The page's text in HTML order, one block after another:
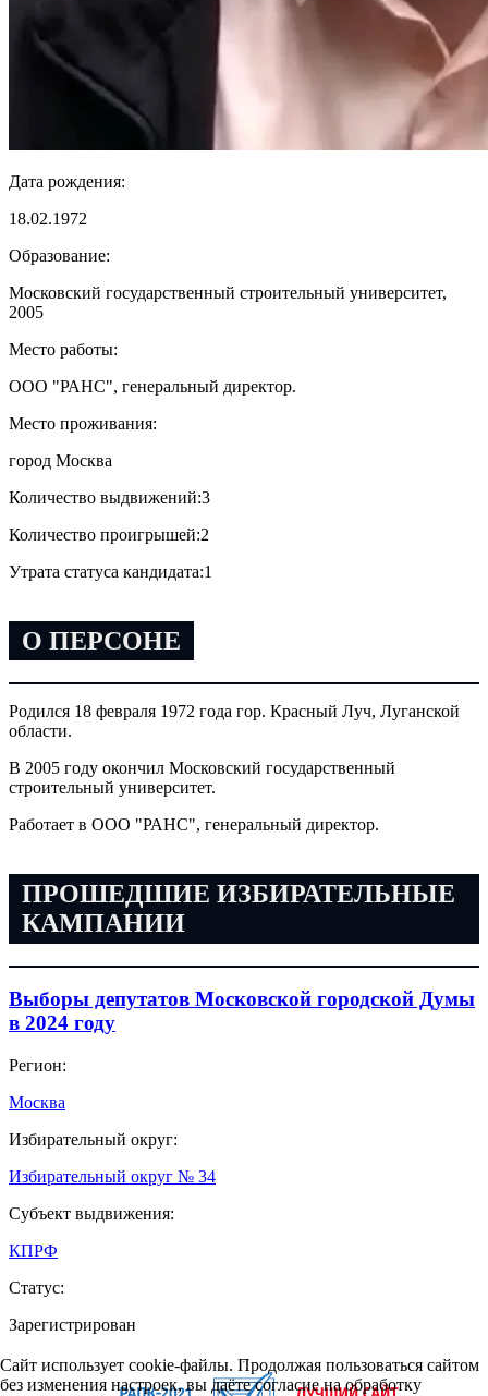
Дата рождения:
18.02.1972
Образование:
Московский государственный строительный университет,
2005
Место работы:
ООО "РАНС", генеральный директор.
Место проживания:
город Москва
Количество выдвижений:3
Количество проигрышей:2
Утрата статуса кандидата:1
О ПЕРСОНЕ
Родился 18 февраля 1972 года гор. Красный Луч, Луганской
области.
В 2005 году окончил Московский государственный
строительный университет.
Работает в ООО "РАНС", генеральный директор.
ПРОШЕДШИЕ ИЗБИРАТЕЛЬНЫЕ
КАМПАНИИ
Выборы депутатов Московской городской Думы
в 2024 году
Регион:
Москва
Избирательный округ:
Избирательный округ № 34
Субъект выдвижения:
КПРФ
Статус:
Зарегистрирован
Сайт использует cookie-файлы. Продолжая пользоваться сайтом
без изменения настроек, вы даёте согласие на обработку